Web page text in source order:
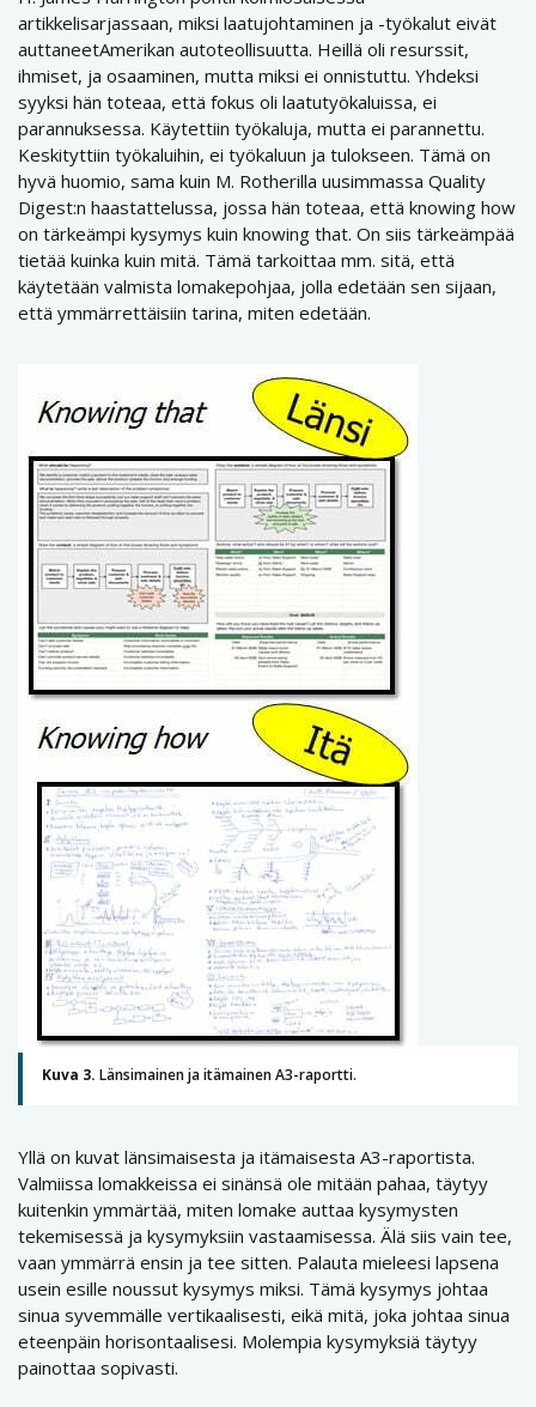
artikkelisarjassaan, miksi laatujohtaminen ja -työkalut eivät
auttaneetAmerikan autoteollisuutta. Heillä oli resurssit,
ihmiset, ja osaaminen, mutta miksi ei onnistuttu. Yhdeksi
syyksi hän toteaa, että fokus oli laatutyökaluissa, ei
parannuksessa. Käytettiin työkaluja, mutta ei parannettu.
Keskityttiin työkaluihin, ei työkaluun ja tulokseen. Tämä on
hyvä huomio, sama kuin M. Rotherilla uusimmassa Quality
Digest:n haastattelussa, jossa hän toteaa, että knowing how
on tärkeämpi kysymys kuin knowing that. On siis tärkeämpää
tietää kuinka kuin mitä. Tämä tarkoittaa mm. sitä, että
käytetään valmista lomakepohjaa, jolla edetään sen sijaan,
että ymmärrettäisiin tarina, miten edetään.
Kuva 3. Länsimainen ja itämainen A3-raportti.
Yllä on kuvat länsimaisesta ja itämaisesta A3-raportista.
Valmiissa lomakkeissa ei sinänsä ole mitään pahaa, täytyy
kuitenkin ymmärtää, miten lomake auttaa kysymysten
tekemisessä ja kysymyksiin vastaamisessa. Älä siis vain tee,
vaan ymmärrä ensin ja tee sitten. Palauta mieleesi lapsena
usein esille noussut kysymys miksi. Tämä kysymys johtaa
sinua syvemmälle vertikaalisesti, eikä mitä, joka johtaa sinua
eteenpäin horisontaalisesi. Molempia kysymyksiä täytyy
painottaa sopivasti.